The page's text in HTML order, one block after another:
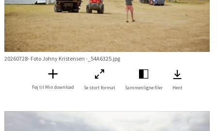
20260728- Foto Johny Kristensen -_54A6325.jpg
Føj til Min download Se stort format Sammenligne filer Hent